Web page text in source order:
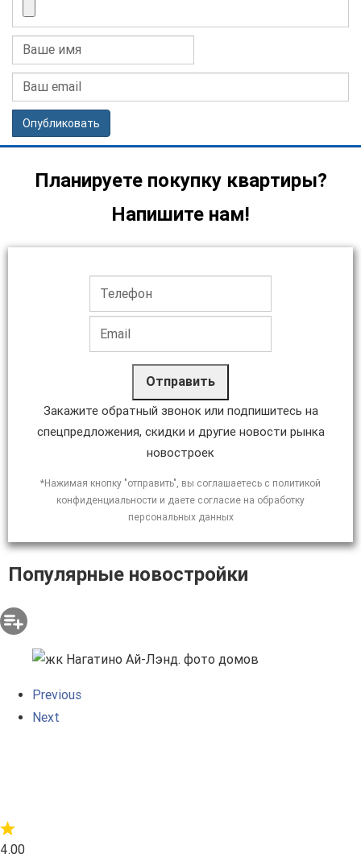
Опубликовать
Планируете покупку квартиры?
Напишите нам!
Отправить
Закажите обратный звонок или подпишитесь на
спецпредложения, скидки и другие новости рынка
новостроек
*Нажимая кнопку "отправить", вы соглашаетесь с политикой
конфиденциальности и даете согласие на обработку
персональных данных
Популярные новостройки
Previous
Next
4.00